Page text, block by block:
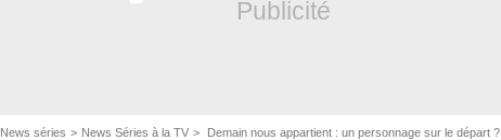
News séries News Séries à la TV Demain nous appartient : un personnage sur le départ ?